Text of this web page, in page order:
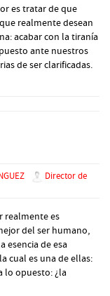
es tratar de que
realmente desean
acabar con la tiranía
ante nuestros
de ser clarificadas.
Director de
realmente es
del ser humano,
esencia de esa
cual es una de ellas:
lo opuesto: ¿la